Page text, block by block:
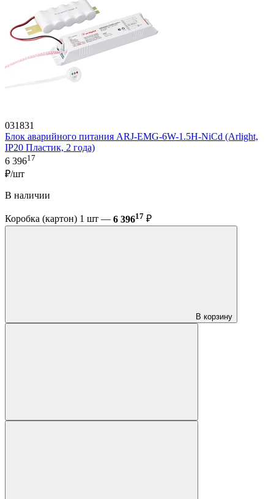
031831
Блок аварийного питания ARJ-EMG-6W-1.5H-NiCd (Arlight,
IP20 Пластик, 2 года)
6 39617
₽/шт
В наличии
Коробка (картон) 1 шт — 6 39617 ₽
В корзину